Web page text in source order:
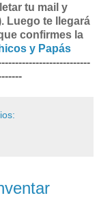
tu mail y
Luego te llegará
confirmes la
y Papás